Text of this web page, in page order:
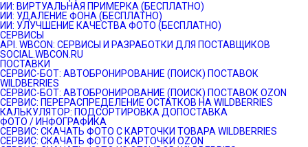
ИИ: ВИРТУАЛЬНАЯ ПРИМЕРКА (БЕСПЛАТНО)
ИИ: УДАЛЕНИЕ ФОНА (БЕСПЛАТНО)
ИИ: УЛУЧШЕНИЕ КАЧЕСТВА ФОТО (БЕСПЛАТНО)
СЕРВИСЫ
API. WBCON: СЕРВИСЫ И РАЗРАБОТКИ ДЛЯ ПОСТАВЩИКОВ
SOCIAL.WBCON.RU
ПОСТАВКИ
CЕРВИС-БОТ: АВТОБРОНИРОВАНИЕ (ПОИСК) ПОСТАВОК
WILDBERRIES
СЕРВИС-БОТ: АВТОБРОНИРОВАНИЕ (ПОИСК) ПОСТАВОК OZON
СЕРВИС: ПЕРЕРАСПРЕДЕЛЕНИЕ ОСТАТКОВ НА WILDBERRIES
КАЛЬКУЛЯТОР: ПОДСОРТИРОВКА ДОПОСТАВКА
ФОТО / ИНФОГРАФИКА
СЕРВИС: СКАЧАТЬ ФОТО С КАРТОЧКИ ТОВАРА WILDBERRIES
СЕРВИС: СКАЧАТЬ ФОТО С КАРТОЧКИ OZON